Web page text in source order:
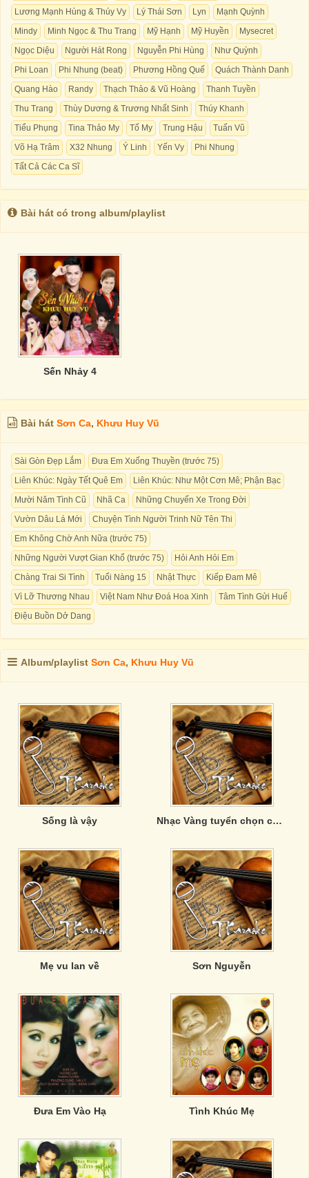
Lương Mạnh Hùng & Thúy Vy
Lý Thái Sơn Lyn
Mạnh Quỳnh
Mindy
Minh Ngọc & Thu Trang Mỹ Hạnh Mỹ Huyền
Mysecret
Ngọc Diệu
Người Hát Rong Nguyễn Phi Hùng
Như Quỳnh
Phi Loan
Phi Nhung (beat) Phương Hồng Quế
Quách Thành Danh
Quang Hào
Randy Thạch Thảo & Vũ Hoàng
Thanh Tuyền
Thu Trang
Thùy Dương & Trương Nhất Sinh
Thúy Khanh
Tiểu Phụng
Tina Thảo My Tố My Trung Hậu
Tuấn Vũ
Võ Hạ Trâm
X32 Nhung Ý Linh Yến Vy
Phi Nhung
Tất Cả Các Ca Sĩ
Bài hát có trong album/playlist
Sến Nhảy 4
Bài hát Sơn Ca, Khưu Huy Vũ
Sài Gòn Đẹp Lắm
Đưa Em Xuống Thuyền (trước 75)
Liên Khúc: Ngày Tết Quê Em
Liên Khúc: Như Một Cơn Mê; Phận Bạc
Mười Năm Tình Cũ
Nhã Ca
Những Chuyến Xe Trong Đời
Vườn Dâu Lá Mới
Chuyện Tình Người Trinh Nữ Tên Thi
Em Không Chờ Anh Nữa (trước 75)
Những Người Vượt Gian Khổ (trước 75)
Hỏi Anh Hỏi Em
Chàng Trai Si Tình
Tuổi Nàng 15 Nhật Thực
Kiếp Đam Mê
Vì Lỡ Thương Nhau
Việt Nam Như Đoá Hoa Xinh
Tâm Tình Gửi Huế
Điệu Buồn Dở Dang
Album/playlist Sơn Ca, Khưu Huy Vũ
Sống là vậy Nhạc Vàng tuyển chọn của Phương Anh
Mẹ vu lan về Sơn Nguyễn
Đưa Em Vào Hạ Tình Khúc Mẹ